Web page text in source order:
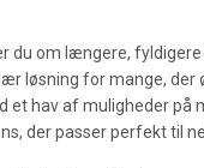
du om længere,
løsning for mange, der
et hav af muligheder på
der passer perfekt til